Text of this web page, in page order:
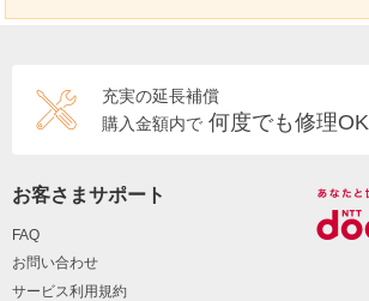
充実の延長補償
購入金額内で 何度でも修理OK
お客さまサポート
FAQ
お問い合わせ
サービス利用規約